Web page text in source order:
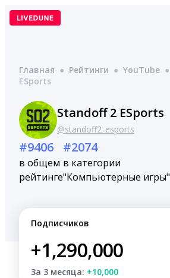
Перейти
Главная ● Рейтинги ● YouTube ●
ESports
Standoff 2 ESports
@standoff2_esports
#9406
в общем
рейтинге
#2074
в категории
"Компьютерные игры"
Подписчиков
+1,290,000
За 3 месяца: +10,000